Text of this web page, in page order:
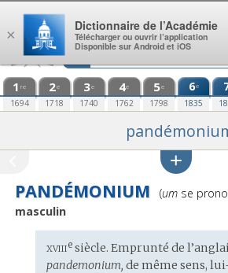
Aller au contenu
1 re
1694
2e
1718
3e
1740
4e
1762
5e
1798
6e
1835
PANDÉMONIUM (umse
masculin
Étymologie
:
xviiiesiècle. Emprunté de l’
pandemonium, de même sens,
×
Dictionnaire de l’Académie
Télécharger ou ouvrir l’application
Disponible sur Android et iOS